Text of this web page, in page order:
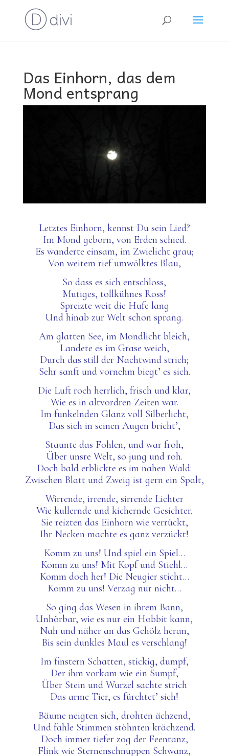
Das Einhorn, das dem
Mond entsprang
Letztes Einhorn, kennst Dusein Lied?
Im Mond geborn, von Erden schied.
Es wanderte einsam, im Zwielicht grau;
Von weitem rief umwölktes Blau,
So dass es sich entschloss,
Mutiges, tollkühnes Ross!
Spreizte weit die Hufe lang
Und hinab zur Weltschon sprang.
Am glatten See, im Mondlicht bleich,
Landete es im Grase weich,
Durch das still der Nachtwind strich;
Sehr sanft und vornehm biegt’ es sich.
Die Luft roch herrlich, frisch und klar,
Wie es in altvordren Zeiten war.
Im funkelnden Glanz voll Silberlicht,
Das sich in seinen Augen bricht’,
Staunte das Fohlen, und war froh,
Über unsre Welt, so jung und roh.
Doch bald erblickte es im nahen Wald:
Zwischen Blatt und Zweig ist gern ein Spalt,
Wirrende, irrende, sirrende Lichter
Wie kullernde und kichernde Gesichter.
Sie reizten das Einhorn wie verrückt,
Ihr Necken machte es ganz verzückt!
Komm zu uns! Und spiel ein Spiel…
Komm zu uns! Mit Kopf und Stiehl…
Komm doch her! Die Neugier sticht…
Komm zu uns! Verzag nur nicht…
So ging das Wesen in ihrem Bann,
Unhörbar, wie es nur ein Hobbit kann,
Nah und näher an das Gehölz heran,
Bis sein dunkles Maul es verschlang!
Im finstern Schatten, stickig, dumpf,
Der ihm vorkam wie ein Sumpf,
Über Stein und Wurzel sachte strich
Das arme Tier, es fürchtet’ sich!
Bäume neigten sich, drohten ächzend,
Und fahle Stimmen stöhnten krächzend.
Doch immer tiefer zog der Feentanz,
Flink wie Sternenschnuppen Schwanz,